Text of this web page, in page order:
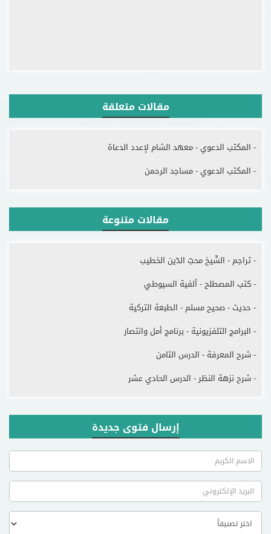
مقالات متعلقة
- المكتب الدعوي - معهد الشام لإعدد الدعاة
- المكتب الدعوي - مساجد الرحمن
مقالات متنوعة
- تراجم - الشّيخ محبّ الدّين الخطيب
- كتب المصطلح - ألفية السيوطي
- حديث - صحيح مسلم - الطبعة التركية
- البرامج التلفزيونية - برنامج أمل وانتصار
- شرح المعرفة - الدرس الثامن
- شرح نزهة النظر - الدرس الحادي عشر
إرسال فتوى جديدة